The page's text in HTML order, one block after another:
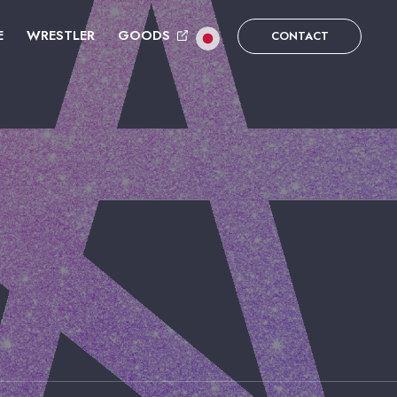
WRESTLER GOODS CONTACT